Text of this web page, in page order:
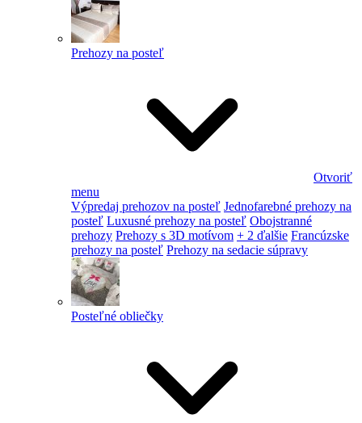
Prehozy na posteľ
Otvoriť
menu
Výpredaj prehozov na posteľ Jednofarebné prehozy na
posteľ Luxusné prehozy na posteľ Obojstranné
prehozy Prehozy s 3D motívom + 2 ďalšie Francúzske
prehozy na posteľ Prehozy na sedacie súpravy
Posteľné obliečky